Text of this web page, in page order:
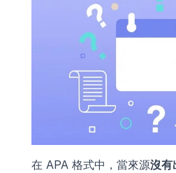
在 APA 格式中，當來源沒有